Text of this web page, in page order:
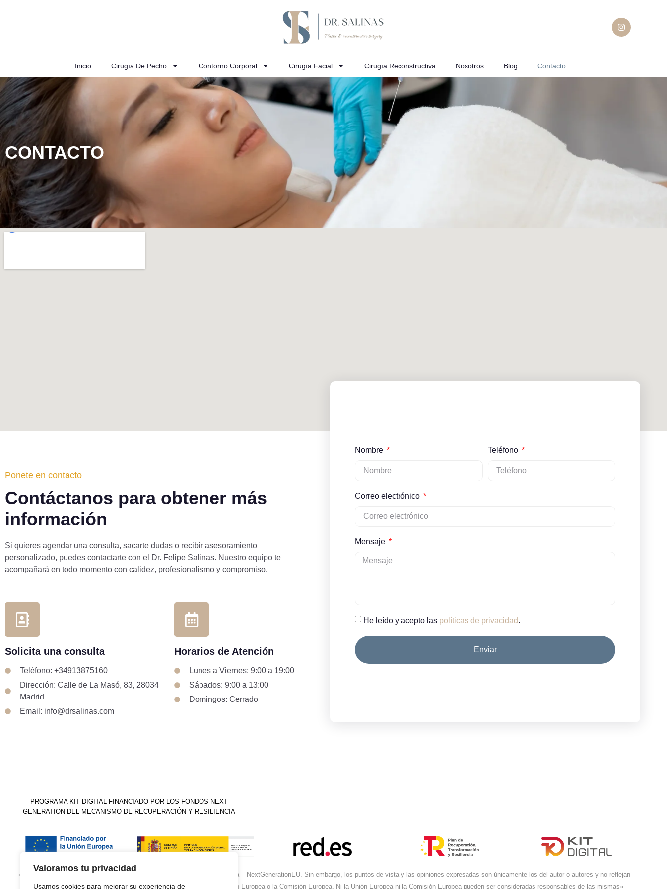
Valoramos tu privacidad
Usamos cookies para mejorar su experiencia de
Inicio Cirugía De Pecho Contorno Corporal Cirugía Facial Cirugía Reconstructiva Nosotros Blog Contacto
CONTACTO
Ponete en contacto
Contáctanos para obtener más
información
Si quieres agendar una consulta, sacarte dudas o recibir asesoramiento
personalizado, puedes contactarte con el Dr. Felipe Salinas. Nuestro equipo te
acompañará en todo momento con calidez, profesionalismo y compromiso.
Solicita una consulta
Teléfono: +34913875160
Dirección: Calle de La Masó, 83, 28034
Madrid.
Email: info@drsalinas.com
Horarios de Atención
Lunes a Viernes: 9:00 a 19:00
Sábados: 9:00 a 13:00
Domingos: Cerrado
Nombre Teléfono
Correo electrónico
Mensaje
He leído y acepto las políticas de privacidad.
Enviar
PROGRAMA KIT DIGITAL FINANCIADO POR LOS FONDOS NEXT
GENERATION DEL MECANISMO DE RECUPERACIÓN Y RESILIENCIA
«financiado por la Unión Europea –
NextGenerationEU»
«Financiado por la Unión Europea – NextGenerationEU. Sin embargo, los puntos de vista y las opiniones expresadas son únicamente los del autor o autores y no reflejan
necesariamente los de la Unión Europea o la Comisión Europea. Ni la Unión Europea ni la Comisión Europea pueden ser consideradas responsables de las mismas»